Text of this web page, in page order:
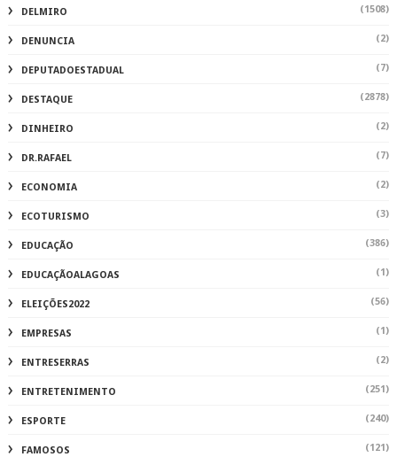
DELMIRO (1508)
DENUNCIA (2)
DEPUTADOESTADUAL (7)
DESTAQUE (2878)
DINHEIRO (2)
DR.RAFAEL (7)
ECONOMIA (2)
ECOTURISMO (3)
EDUCAÇÃO (386)
EDUCAÇÃOALAGOAS (1)
ELEIÇÕES2022 (56)
EMPRESAS (1)
ENTRESERRAS (2)
ENTRETENIMENTO (251)
ESPORTE (240)
FAMOSOS (121)